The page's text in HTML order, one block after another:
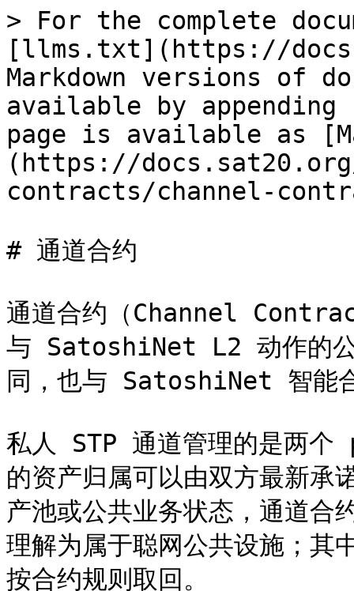
> For the complete
[llms.txt](https://
Markdown versions of
available by
page is available as
(https://
contracts/channel-
# 通道合约
通道合约（Channel
与 SatoshiNet L2 动作的公
同，也与 SatoshiNet 智能
私人 STP 通道管理的是两个
的资产归属可以由双方最新承
产池或公共业务状态，通道合
理解为属于聪网公共设施；其
按合约规则取回。